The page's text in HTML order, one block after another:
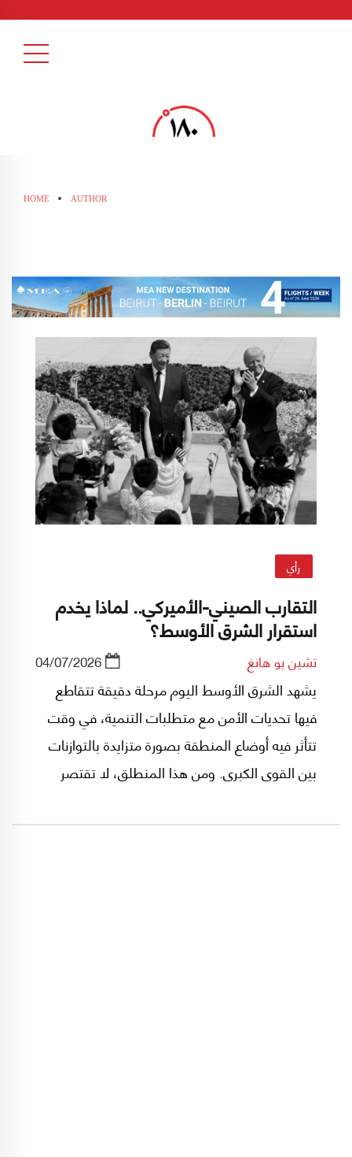
HOME AUTHOR
رأي
التقارب الصيني-الأميركي.. لماذا يخدم
استقرار الشرق الأوسط؟
تشين يو هانغ 04/07/2026
يشهد الشرق الأوسط اليوم مرحلة دقيقة تتقاطع
فيها تحديات الأمن مع متطلبات التنمية، في وقت
تتأثر فيه أوضاع المنطقة بصورة متزايدة بالتوازنات
بين القوى الكبرى. ومن هذا المنطلق، لا تقتصر
الطرفين، بل تمتد آثارها إلى البيئة الدولية التي